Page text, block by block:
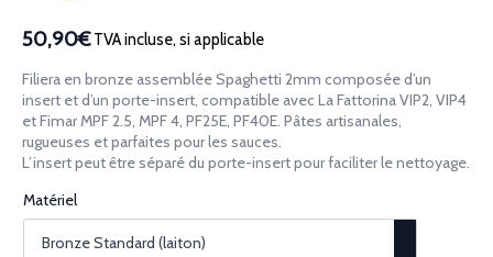
50,90€TVA incluse, si applicable
Filiera en bronze assemblée Spaghetti 2mm composée d’un
insert et d’un porte-insert, compatible avec La Fattorina VIP2, VIP4
et Fimar MPF 2.5, MPF 4, PF25E, PF40E. Pâtes artisanales,
rugueuses et parfaites pour les sauces.
L’insert peut être séparé du porte-insert pour faciliter le nettoyage.
Matériel